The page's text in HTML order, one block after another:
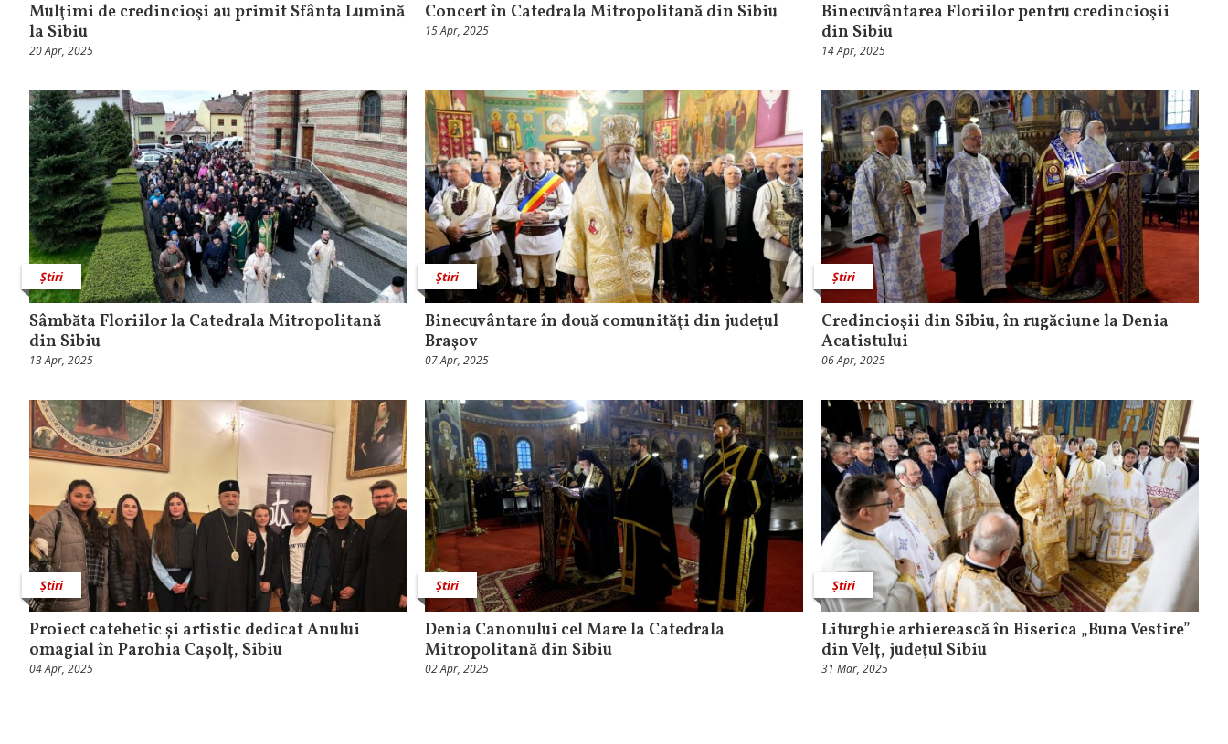
Mulţimi de credincioşi au primit Sfânta Lumină
la Sibiu
20 Apr, 2025
Concert în Catedrala Mitropolitană din Sibiu
15 Apr, 2025
Binecuvântarea Floriilor pentru credincioşii
din Sibiu
14 Apr, 2025
Știri
Sâmbăta Floriilor la Catedrala Mitropolitană
din Sibiu
13 Apr, 2025
Știri
Binecuvântare în două comunităţi din județul
Braşov
07 Apr, 2025
Știri
Credincioşii din Sibiu, în rugăciune la Denia
Acatistului
06 Apr, 2025
Știri
Proiect catehetic și artistic dedicat Anului
omagial în Parohia Cașolț, Sibiu
04 Apr, 2025
Știri
Denia Canonului cel Mare la Catedrala
Mitropolitană din Sibiu
02 Apr, 2025
Știri
Liturghie arhierească în Biserica „Buna Vestire”
din Velț, judeţul Sibiu
31 Mar, 2025